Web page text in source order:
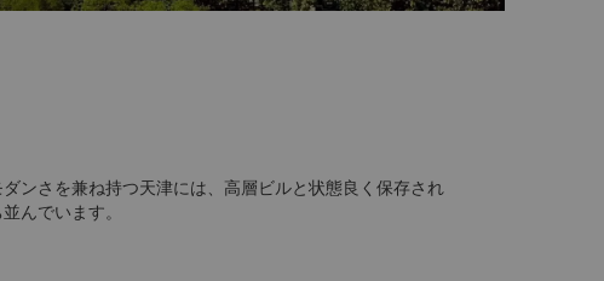
ンさを兼ね持つ天津には、高層ビルと状態良く保存され
んでいます。